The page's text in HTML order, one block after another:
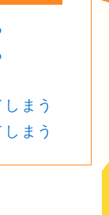
まう
まう